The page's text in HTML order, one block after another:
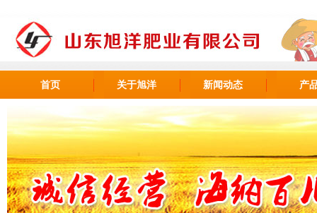
首页 关于旭洋 新闻动态 产